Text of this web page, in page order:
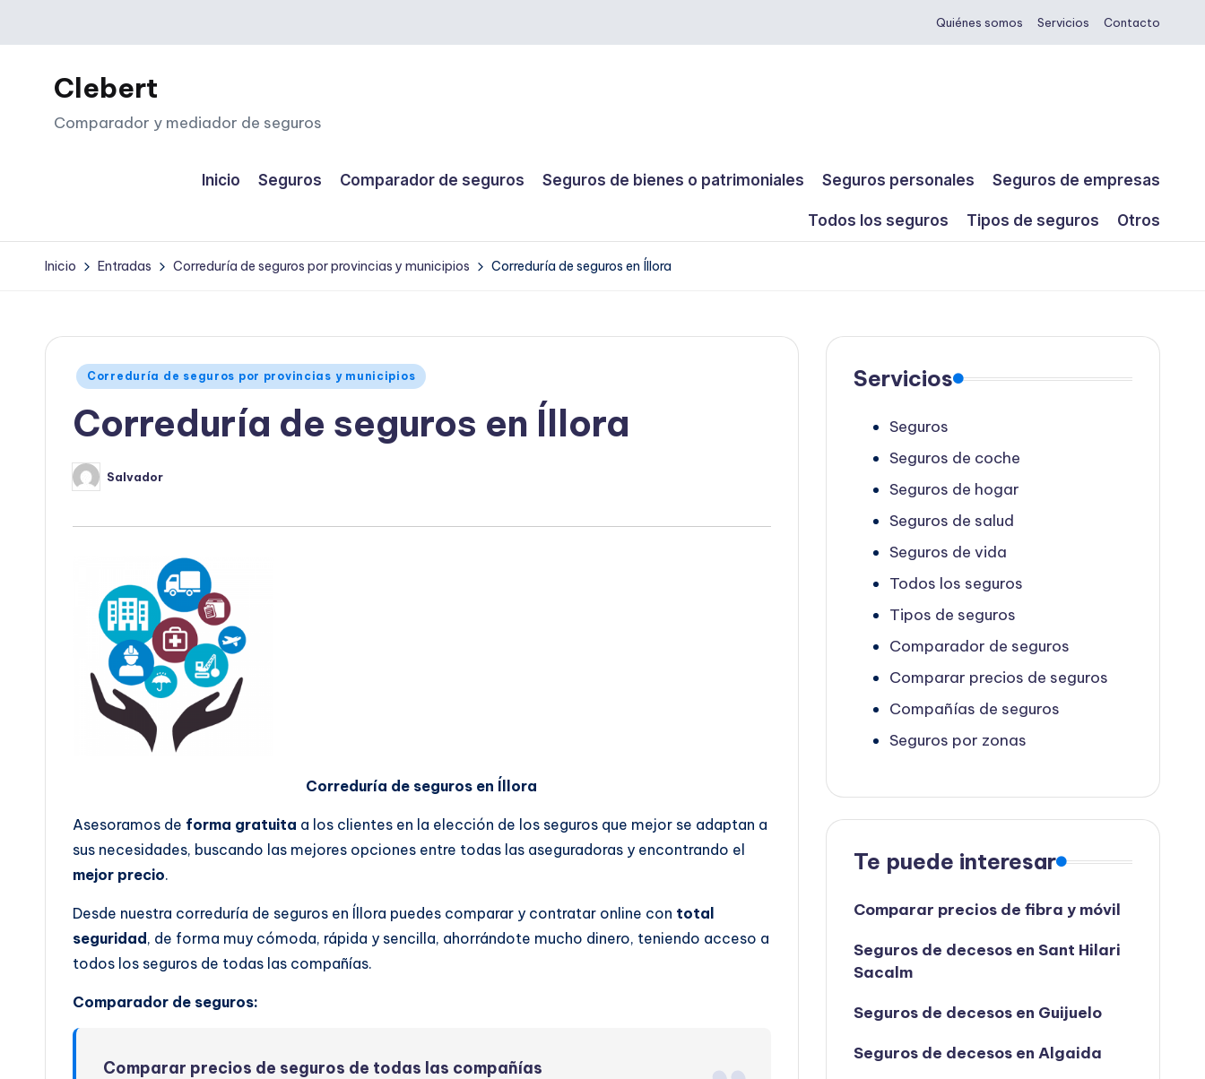
Saltar
contenido
Quiénes somos Servicios Contacto
Clebert
Comparador y mediador de seguros
Inicio Seguros Comparador de seguros Seguros de bienes o patrimoniales Seguros personales Seguros de empresas
Todos los seguros Tipos de seguros Otros
Inicio Entradas Correduría de seguros por provincias y municipios Correduría de seguros en Íllora
Publicado
Correduría de seguros por provincias y municipios
Correduría de seguros en Íllora
Publicado
por
Salvador
Correduría de seguros en Íllora
Asesoramos de forma gratuita a los clientes en la elección de los seguros que mejor se adaptan a
sus necesidades, buscando las mejores opciones entre todas las aseguradoras y encontrando el
mejor precio.
Desde nuestra correduría de seguros en Íllora puedes comparar y contratar online con total
seguridad , de forma muy cómoda, rápida y sencilla, ahorrándote mucho dinero, teniendo acceso a
todos los seguros de todas las compañías.
Comparador de seguros:
Comparar precios de seguros de todas las compañías
Servicios
Seguros
Seguros de coche
Seguros de hogar
Seguros de salud
Seguros de vida
Todos los seguros
Tipos de seguros
Comparador de seguros
Comparar precios de seguros
Compañías de seguros
Seguros por zonas
Te puede interesar
Comparar precios de fibra y móvil
Seguros de decesos en Sant Hilari
Sacalm
Seguros de decesos en Guijuelo
Seguros de decesos en Algaida